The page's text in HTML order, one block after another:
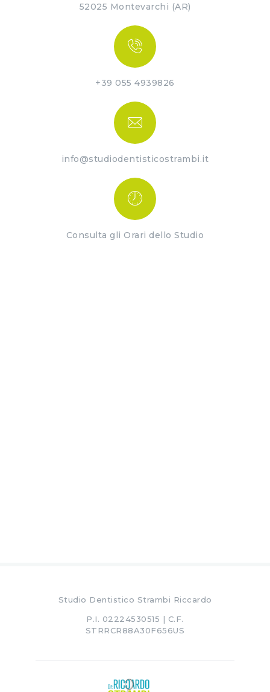
52025 Montevarchi (AR)
+39 055 4939826
info@studiodentisticostrambi.it
Consulta gli Orari dello Studio
Studio Dentistico Strambi Riccardo
P.I. 02224530515 | C.F.
STRRCR88A30F656US